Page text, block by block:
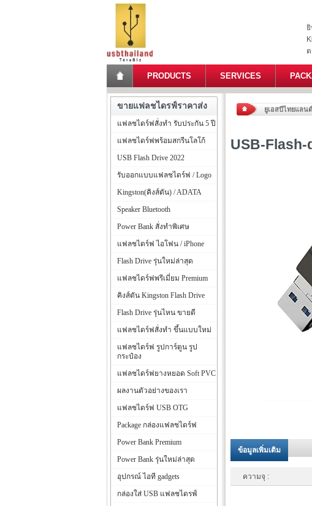
ยิ
PRODUCTS SERVICES
ยูเอสบีไทยแลนด์
USB-
ข้อมูลเพิ่มเติม
ความจุ :
ขายแฟลชไดรฟ์ราคาส่ง
แฟลชไดร์ฟสั่งทำ รับประกัน 5 ปี
แฟลชไดร์ฟพร้อมสกรีนโลโก้
USB Flash Drive 2022
รับออกแบบแฟลชไดร์ฟ / Logo
Kingston(คิงส์ตัน) / ADATA
Speaker Bluetooth
Power Bank สั่งทำพิเศษ
แฟลชไดร์ฟ ไอโฟน / iPhone
Flash Drive รุ่นใหม่ล่าสุด
แฟลชไดร์ฟพรีเมี่ยม Premium
คิงส์ตัน Kingston Flash Drive
Flash Drive รุ่นไหน ขายดี
แฟลชไดร์ฟสั่งทำ ขึ้นแบบใหม่
แฟลชไดร์ฟ รูปการ์ตูน รูป
กระป๋อง
แฟลชไดร์ฟยางหยอด Soft PVC
ผลงานตัวอย่างของเรา
แฟลชไดร์ฟ USB OTG
Package กล่องแฟลชไดร์ฟ
Power Bank Premium
Power Bank รุ่นใหม่ล่าสุด
อุปกรณ์ ไอที gadgets
กล่องใส่ USB แฟลชไดรฟ์